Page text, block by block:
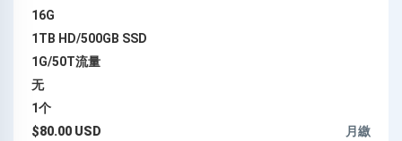
16G
1TB HD/500GB SSD
1G/50T流量
无
1个
$80.00 USD
月繳